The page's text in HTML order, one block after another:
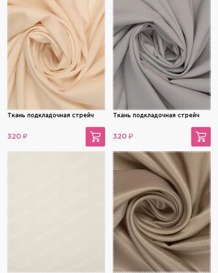
Ткань подкладочная стрейч
320 ₽
Ткань подкладочная стрейч
320 ₽